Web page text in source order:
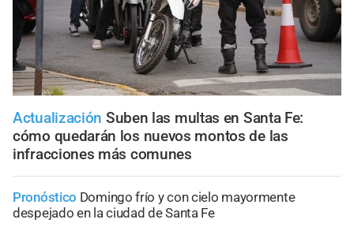
Actualización Suben las multas en Santa Fe:
cómo quedarán los nuevos montos de las
infracciones más comunes
Pronóstico Domingo frío y con cielo mayormente
despejado en la ciudad de Santa Fe